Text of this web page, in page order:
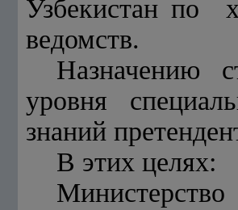
Узбекистан по
ведомств.
Назначению
уровня
знаний
В этих целях: